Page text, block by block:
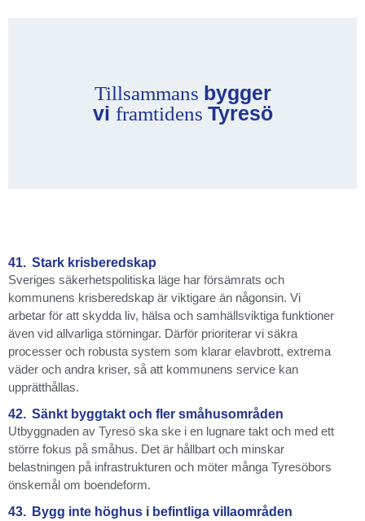
Tillsammans bygger
vi framtidens Tyresö
41. Stark krisberedskap
Sveriges säkerhetspolitiska läge har försämrats och
kommunens krisberedskap är viktigare än någonsin. Vi
arbetar för att skydda liv, hälsa och samhällsviktiga funktioner
även vid allvarliga störningar. Därför prioriterar vi säkra
processer och robusta system som klarar elavbrott, extrema
väder och andra kriser, så att kommunens service kan
upprätthållas.
42. Sänkt byggtakt och fler småhusområden
Utbyggnaden av Tyresö ska ske i en lugnare takt och med ett
större fokus på småhus. Det är hållbart och minskar
belastningen på infrastrukturen och möter många Tyresöbors
önskemål om boendeform.
43. Bygg inte höghus i befintliga villaområden